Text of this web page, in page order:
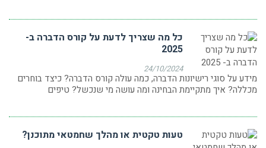
כל מה שצריך לדעת על קורס הדברה ב-
2025
24/10/2024
מידע על סוגי רישיונות הדברה, כמה עולה קורס הדברה? כיצד בוחרים
מכללה? איך מתקיימת הבחינה ומה עושה מי שנכשל? טיפים
טעות טקטית או מהלך שחמטאי מתוכנן?